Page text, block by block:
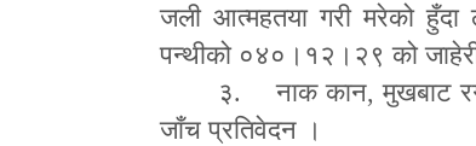
जली आत्महतया गरी मरेको
पन्थीको ०४०।१२।२९ को
३. नाक कान,मुखबाट
जाँच प्रतिवेदन ।